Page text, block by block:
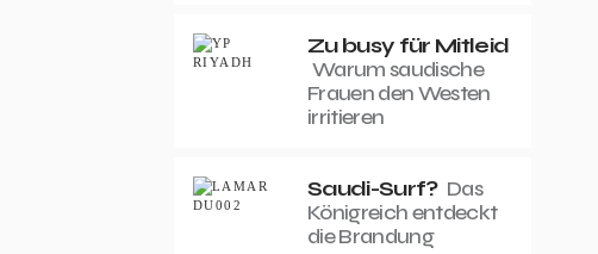
Zu busy für Mitleid
Warum saudische
Frauen den Westen
irritieren
Saudi-Surf? Das
Königreich entdeckt
die Brandung